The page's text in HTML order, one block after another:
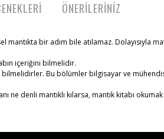
bir adım bile atılamaz. Dolayısıyla
içeriğini bilmelidir.
Bu bölümler bilgisayar ve
denli mantıklı kılarsa, mantık kitabı okumak
ÖNERİLERİNİZ